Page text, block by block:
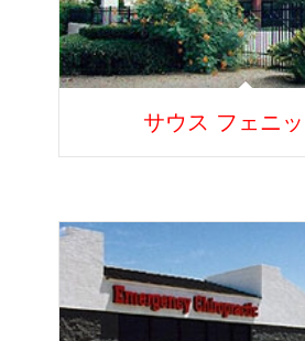
サウス フェニ